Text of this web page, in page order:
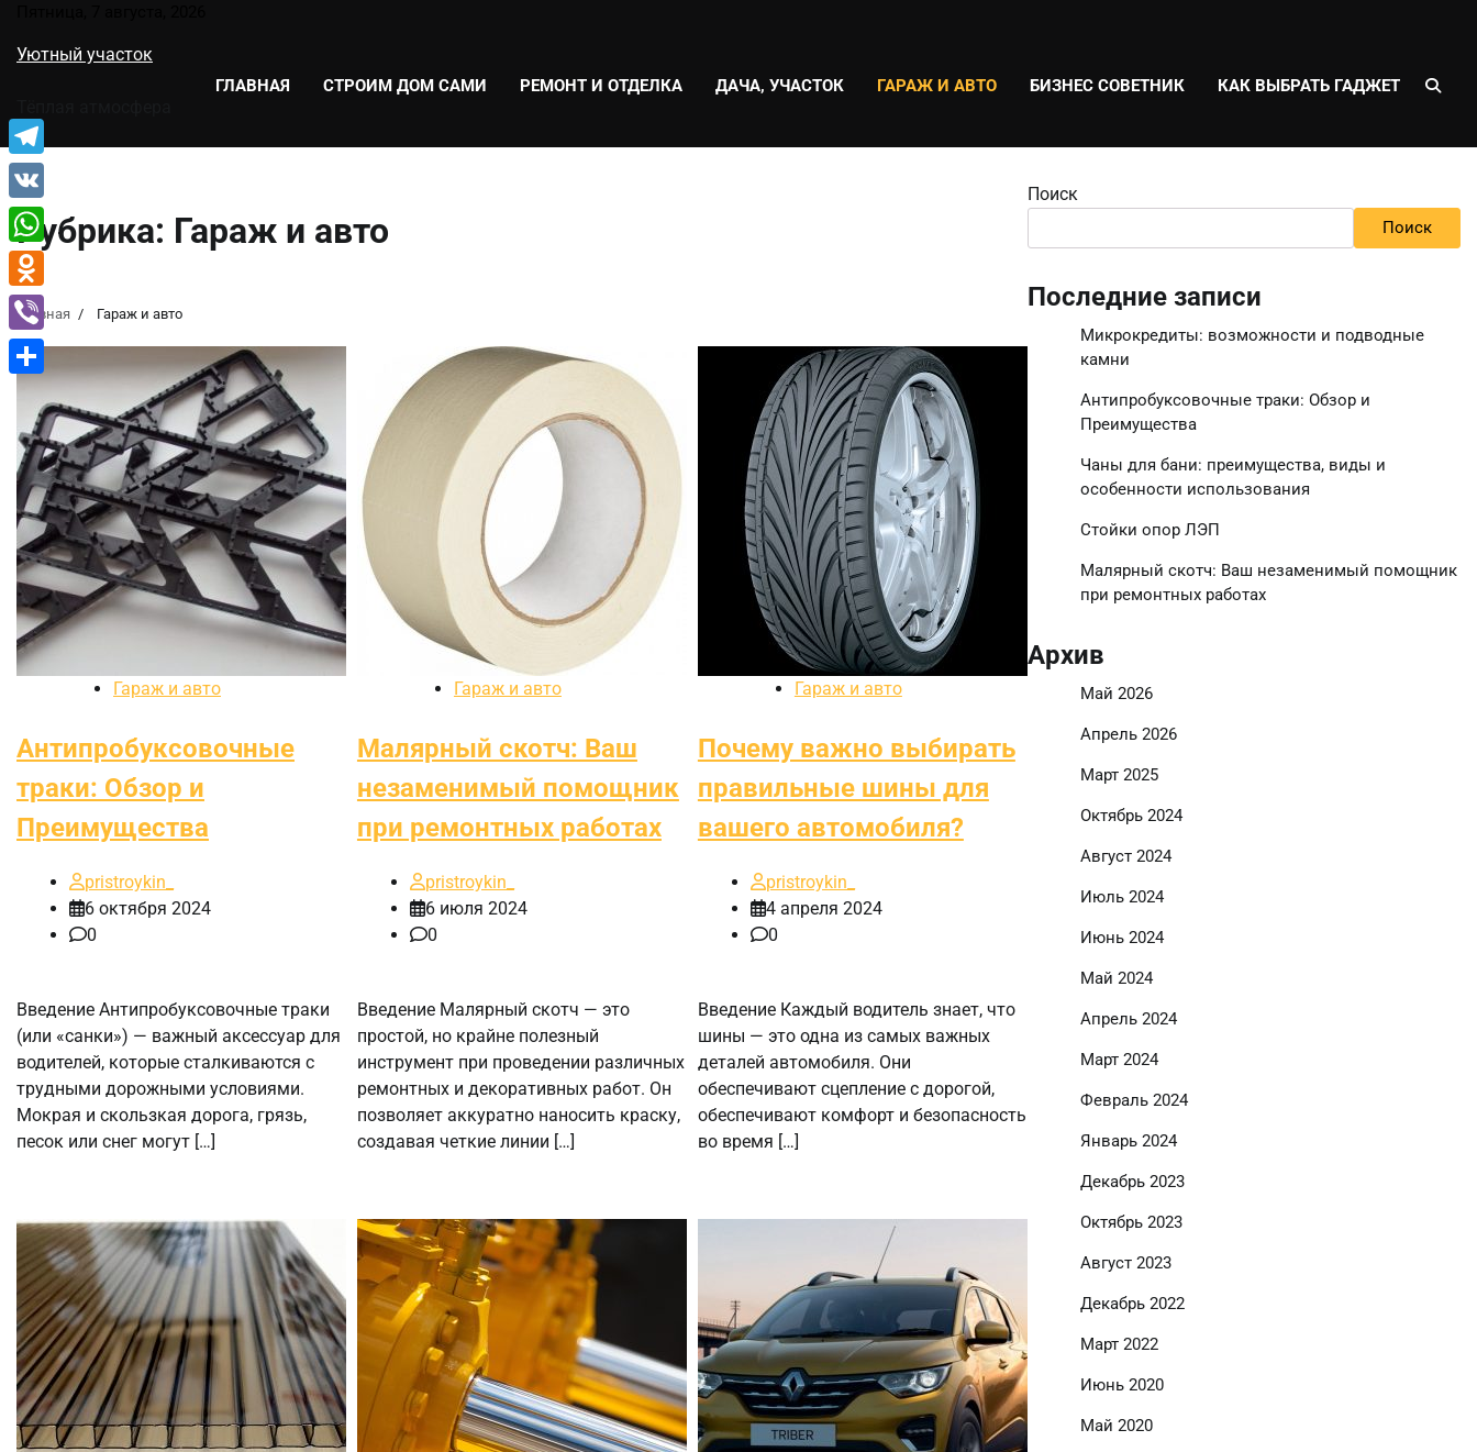
содержимому
Уютный участок
ГЛАВНАЯ СТРОИМ ДОМ САМИ РЕМОНТ И ОТДЕЛКА ДАЧА, УЧАСТОК ГАРАЖ И АВТО БИЗНЕС СОВЕТНИК КАК ВЫБРАТЬ ГАДЖЕТ
Рубрика: Гараж и авто
Главная Гараж и авто
Гараж и авто
Антипробуксовочные
траки: Обзор и
Преимущества
pristroykin_
6 октября 2024
0
Введение Антипробуксовочные траки
(или «санки») — важный аксессуар для
водителей, которые сталкиваются с
трудными дорожными условиями.
Мокрая и скользкая дорога, грязь,
песок или снег могут […]
Гараж и авто
Малярный скотч: Ваш
незаменимый помощник
при ремонтных работах
pristroykin_
6 июля 2024
0
Введение Малярный скотч — это
простой, но крайне полезный
инструмент при проведении различных
ремонтных и декоративных работ. Он
позволяет аккуратно наносить краску,
создавая четкие линии […]
Гараж и авто
Почему важно выбирать
правильные шины для
вашего автомобиля?
pristroykin_
4 апреля 2024
0
Введение Каждый водитель знает, что
шины — это одна из самых важных
деталей автомобиля. Они
обеспечивают сцепление с дорогой,
обеспечивают комфорт и безопасность
во время […]
Поиск
Поиск
Последние записи
Микрокредиты: возможности и подводные
камни
Антипробуксовочные траки: Обзор и
Преимущества
Чаны для бани: преимущества, виды и
особенности использования
Стойки опор ЛЭП
Малярный скотч: Ваш незаменимый помощник
при ремонтных работах
Архив
Май 2026
Апрель 2026
Март 2025
Октябрь 2024
Август 2024
Июль 2024
Июнь 2024
Май 2024
Апрель 2024
Март 2024
Февраль 2024
Январь 2024
Декабрь 2023
Октябрь 2023
Август 2023
Декабрь 2022
Март 2022
Июнь 2020
Май 2020
Telegram
VK
WhatsApp
Odnoklassniki
Viber
Отправить